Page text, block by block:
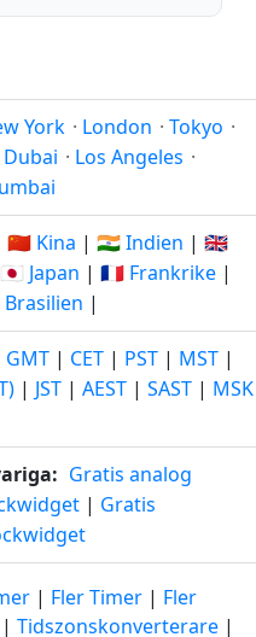
York · London · Tokyo ·
Dubai · Los Angeles ·
🇨🇳 Kina | 🇮🇳 Indien | 🇬🇧
🇯🇵 Japan | 🇫🇷 Frankrike |
|
GMT | CET | PST | MST |
| JST | AEST | SAST | MSK
Gratis analog
| Gratis
| Fler Timer | Fler
| Tidszonskonverterare |